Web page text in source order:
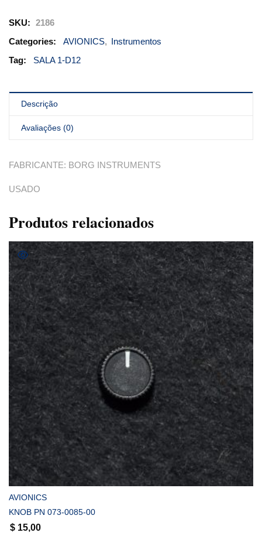
SKU: 2186
Categories:
AVIONICS, Instrumentos
Tag:
SALA 1-D12
Descrição
Avaliações (0)
FABRICANTE: BORG INSTRUMENTS
USADO
Produtos relacionados
COMPRAR
AVIONICS
KNOB PN 073-0085-00
$ 15,00